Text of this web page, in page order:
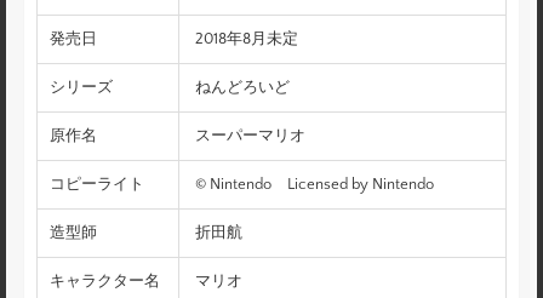
発売日 2018年8月未定
シリーズ ねんどろいど
原作名 スーパーマリオ
コピーライト © Nintendo Licensed by Nintendo
造型師 折田航
キャラクター名 マリオ